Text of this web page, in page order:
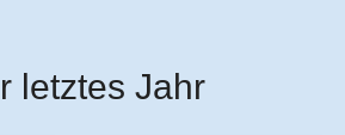
letztes Jahr